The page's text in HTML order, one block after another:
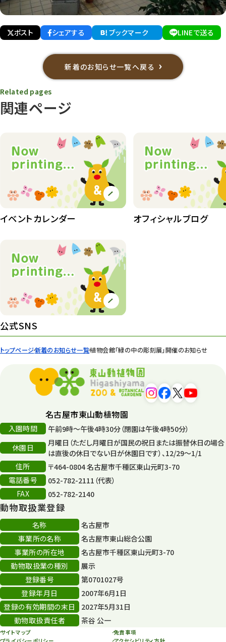
トップページ新着のお知らせ一覧植物会館「緑の中の彫刻展」開催のお知らせ
ポスト シェアする ブックマーク LINEで送る
新着のお知らせ一覧へ戻る
関連ページ
Related pages
イベントカレンダー オフィシャルブログ
公式SNS
名古屋市東山動植物園
入園時間
午前9時～午後4時30分（閉園は午後4時50分）
休園日
月曜日（ただし月曜日が国民の祝日または振替休日の場合
は直後の休日でない日が休園日です）、12/29～1/1
住所
〒464-0804 名古屋市千種区東山元町3-70
電話番号
052-782-2111（代表）
FAX
052-782-2140
動物取扱業登録
名称
名古屋市
事業所の名称
名古屋市東山総合公園
事業所の所在地
名古屋市千種区東山元町3-70
動物取扱業の種別
展示
登録番号
第0701027号
登録年月日
2007年6月1日
登録の有効期間の末日
2027年5月31日
動物取扱責任者
茶谷 公一
サイトマップ
免責事項